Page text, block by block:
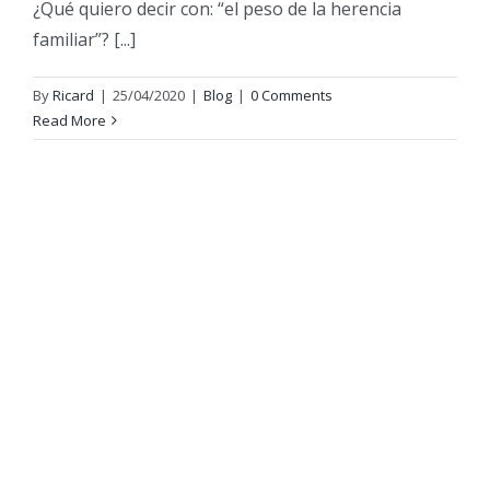
¿Qué quiero decir con: “el peso de la herencia
familiar”? [...]
ByRicard | 25/04/2020 | Blog | 0 Comments
Read More